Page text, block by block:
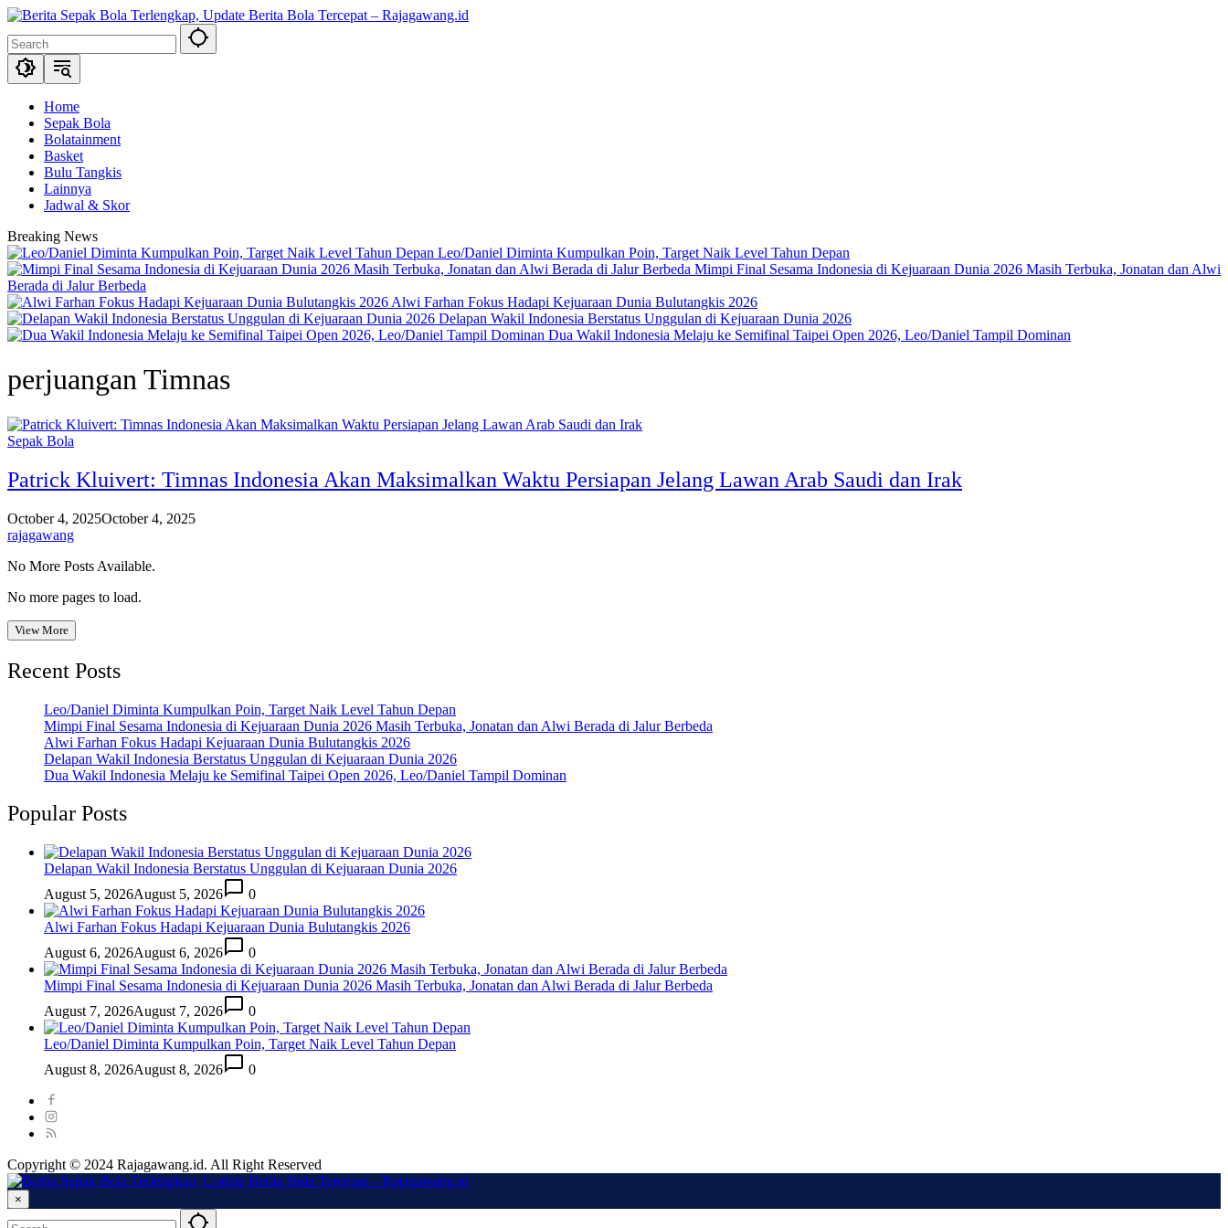
Skip
content
Home
Sepak Bola
Bolatainment
Basket
Bulu Tangkis
Lainnya
Jadwal & Skor
Breaking News
Leo/Daniel Diminta Kumpulkan Poin, Target Naik Level Tahun Depan
Mimpi Final Sesama Indonesia di Kejuaraan Dunia 2026 Masih Terbuka, Jonatan dan Alwi
Berada di Jalur Berbeda
Alwi Farhan Fokus Hadapi Kejuaraan Dunia Bulutangkis 2026
Delapan Wakil Indonesia Berstatus Unggulan di Kejuaraan Dunia 2026
Dua Wakil Indonesia Melaju ke Semifinal Taipei Open 2026, Leo/Daniel Tampil Dominan
perjuangan Timnas
Sepak Bola
Patrick Kluivert: Timnas Indonesia Akan Maksimalkan Waktu Persiapan Jelang Lawan Arab Saudi dan Irak
October 4, 2025October 4, 2025
rajagawang
No More Posts Available.
No more pages to load.
View More
Recent Posts
Leo/Daniel Diminta Kumpulkan Poin, Target Naik Level Tahun Depan
Mimpi Final Sesama Indonesia di Kejuaraan Dunia 2026 Masih Terbuka, Jonatan dan Alwi Berada di Jalur Berbeda
Alwi Farhan Fokus Hadapi Kejuaraan Dunia Bulutangkis 2026
Delapan Wakil Indonesia Berstatus Unggulan di Kejuaraan Dunia 2026
Dua Wakil Indonesia Melaju ke Semifinal Taipei Open 2026, Leo/Daniel Tampil Dominan
Popular Posts
Delapan Wakil Indonesia Berstatus Unggulan di Kejuaraan Dunia 2026
August 5, 2026August 5, 2026 0
Alwi Farhan Fokus Hadapi Kejuaraan Dunia Bulutangkis 2026
August 6, 2026August 6, 2026 0
Mimpi Final Sesama Indonesia di Kejuaraan Dunia 2026 Masih Terbuka, Jonatan dan Alwi Berada di Jalur Berbeda
August 7, 2026August 7, 2026 0
Leo/Daniel Diminta Kumpulkan Poin, Target Naik Level Tahun Depan
August 8, 2026August 8, 2026 0
Copyright © 2024 Rajagawang.id. All Right Reserved
×